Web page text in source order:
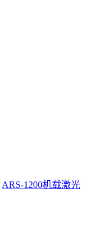
ARS-1200机载激光